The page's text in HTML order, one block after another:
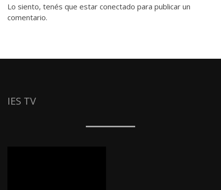
Lo siento, tenés que estar conectado para publicar un
comentario.
IES TV